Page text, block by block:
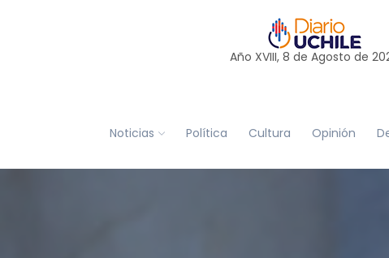
Año XVIII, 8 de Agosto de
Noticias Política Cultura Opinión